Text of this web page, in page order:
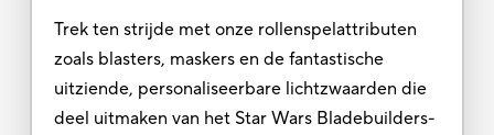
Trek ten strijde met onze rollenspelattributen
zoals blasters, maskers en de fantastische
uitziende, personaliseerbare lichtzwaarden die
deel uitmaken van het Star Wars Bladebuilders-